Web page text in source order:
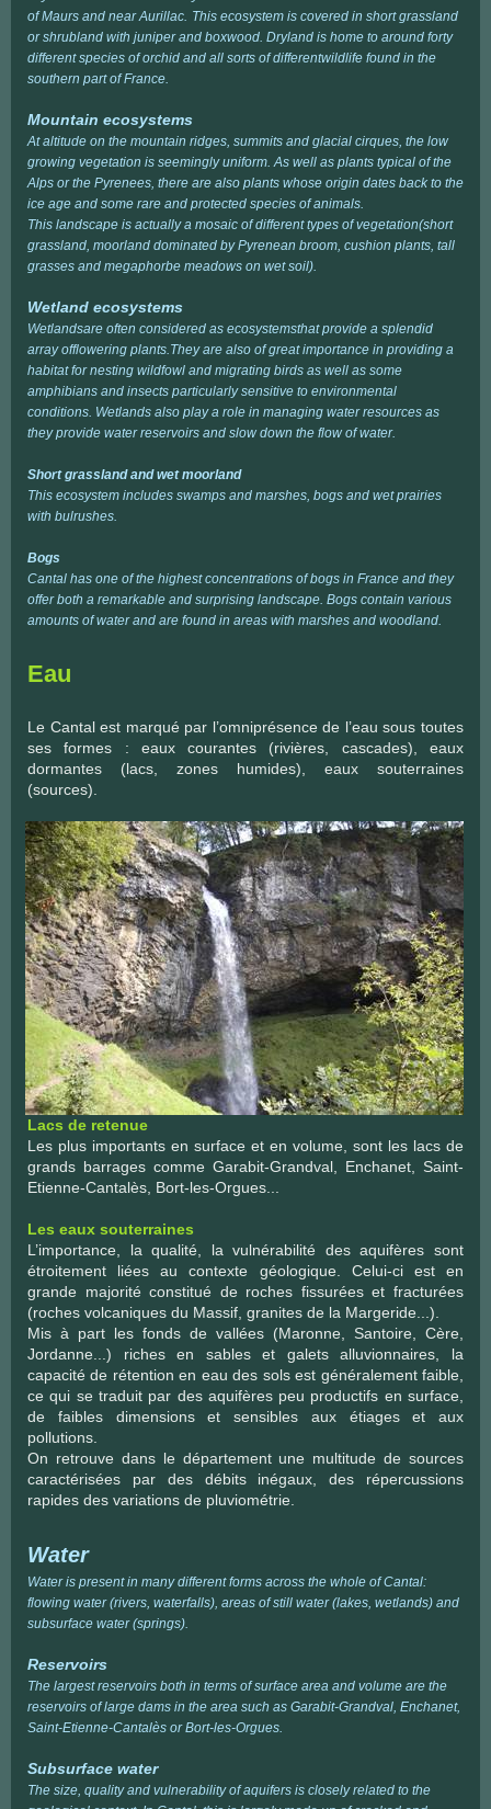
of Maurs and near Aurillac. This ecosystem is covered in short grassland
or shrubland with juniper and boxwood. Dryland is home to around forty
different species of orchid and all sorts of differentwildlife found in the
southern part of France.
Mountain ecosystems
At altitude on the mountain ridges, summits and glacial cirques, the low
growing vegetation is seemingly uniform. As well as plants typical of the
Alps or the Pyrenees, there are also plants whose origin dates back to the
ice age and some rare and protected species of animals.
This landscape is actually a mosaic of different types of vegetation(short
grassland, moorland dominated by Pyrenean broom, cushion plants, tall
grasses and megaphorbe meadows on wet soil).
Wetland ecosystems
Wetlandsare often considered as ecosystemsthat provide a splendid
array offlowering plants.They are also of great importance in providing a
habitat for nesting wildfowl and migrating birds as well as some
amphibians and insects particularly sensitive to environmental
conditions. Wetlands also play a role in managing water resources as
they provide water reservoirs and slow down the flow of water.
Short grassland and wet moorland
This ecosystem includes swamps and marshes, bogs and wet prairies
with bulrushes.
Bogs
Cantal has one of the highest concentrations of bogs in France and they
offer both a remarkable and surprising landscape. Bogs contain various
amounts of water and are found in areas with marshes and woodland.
Eau
Le Cantal est marqué par l’omniprésence de l’eau sous toutes
ses formes : eaux courantes (rivières, cascades), eaux
dormantes (lacs, zones humides), eaux souterraines
(sources).
Lacs de retenue
Les plus importants en surface et en volume, sont les lacs de
grands barrages comme Garabit-Grandval, Enchanet, Saint-
Etienne-Cantalès, Bort-les-Orgues...
Les eaux souterraines
L’importance, la qualité, la vulnérabilité des aquifères sont
étroitement liées au contexte géologique. Celui-ci est en
grande majorité constitué de roches fissurées et fracturées
(roches volcaniques du Massif, granites de la Margeride...).
Mis à part les fonds de vallées (Maronne, Santoire, Cère,
Jordanne...) riches en sables et galets alluvionnaires, la
capacité de rétention en eau des sols est généralement faible,
ce qui se traduit par des aquifères peu productifs en surface,
de faibles dimensions et sensibles aux étiages et aux
pollutions.
On retrouve dans le département une multitude de sources
caractérisées par des débits inégaux, des répercussions
rapides des variations de pluviométrie.
Water
Water is present in many different forms across the whole of Cantal:
flowing water (rivers, waterfalls), areas of still water (lakes, wetlands) and
subsurface water (springs).
Reservoirs
The largest reservoirs both in terms of surface area and volume are the
reservoirs of large dams in the area such as Garabit-Grandval, Enchanet,
Saint-Etienne-Cantalès or Bort-les-Orgues.
Subsurface water
The size, quality and vulnerability of aquifers is closely related to the